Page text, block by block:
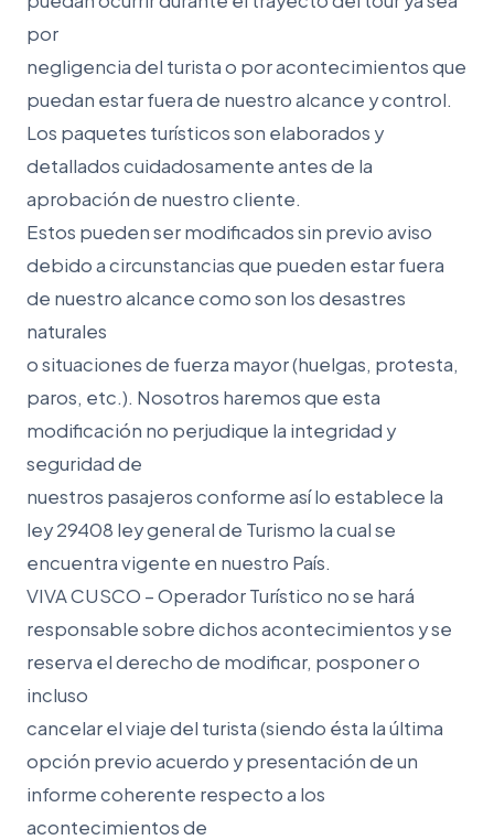
por
negligencia del turista o por acontecimientos que
puedan estar fuera de nuestro alcance y control.
Los paquetes turísticos son elaborados y
detallados cuidadosamente antes de la
aprobación de nuestro cliente.
Estos pueden ser modificados sin previo aviso
debido a circunstancias que pueden estar fuera
de nuestro alcance como son los desastres
naturales
o situaciones de fuerza mayor (huelgas, protesta,
paros, etc.). Nosotros haremos que esta
modificación no perjudique la integridad y
seguridad de
nuestros pasajeros conforme así lo establece la
ley 29408 ley general de Turismo la cual se
encuentra vigente en nuestro País.
VIVA CUSCO – Operador Turístico no se hará
responsable sobre dichos acontecimientos y se
reserva el derecho de modificar, posponer o
incluso
cancelar el viaje del turista (siendo ésta la última
opción previo acuerdo y presentación de un
informe coherente respecto a los
acontecimientos de